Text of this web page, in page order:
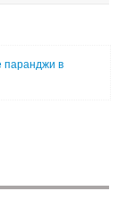
паранджи в